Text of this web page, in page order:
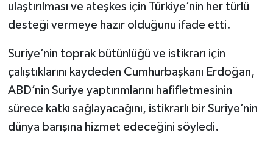
ulaştırılması ve ateşkes için Türkiye’nin her türlü
desteği vermeye hazır olduğunu ifade etti.
Suriye’nin toprak bütünlüğü ve istikrarı için
çalıştıklarını kaydeden Cumhurbaşkanı Erdoğan,
ABD’nin Suriye yaptırımlarını hafifletmesinin
sürece katkı sağlayacağını, istikrarlı bir Suriye’nin
dünya barışına hizmet edeceğini söyledi.